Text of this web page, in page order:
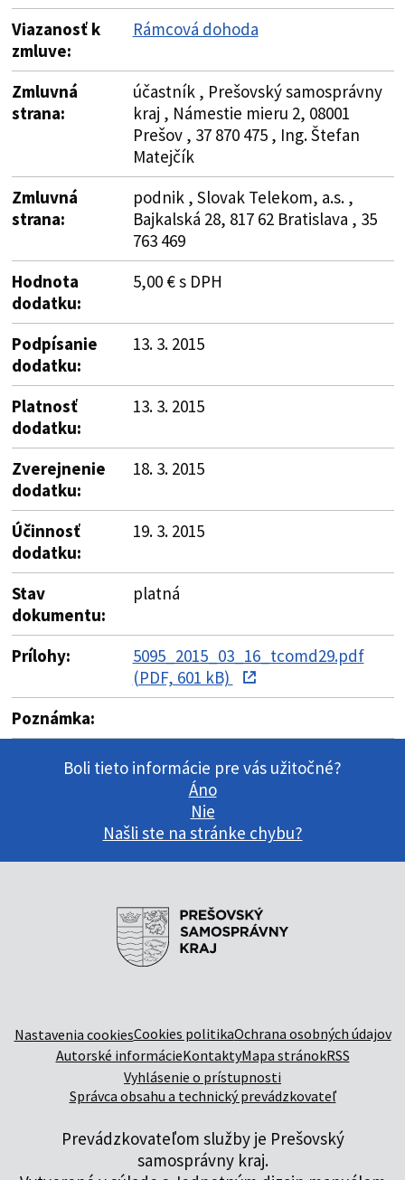
Viazanosť k
zmluve:
Rámcová dohoda
Zmluvná
strana:
účastník , Prešovský samosprávny
kraj , Námestie mieru 2, 08001
Prešov , 37 870 475 , Ing. Štefan
Matejčík
Zmluvná
strana:
podnik , Slovak Telekom, a.s. ,
Bajkalská 28, 817 62 Bratislava , 35
763 469
Hodnota
dodatku:
5,00 € s DPH
Podpísanie
dodatku:
13. 3. 2015
Platnosť
dodatku:
13. 3. 2015
Zverejnenie
dodatku:
18. 3. 2015
Účinnosť
dodatku:
19. 3. 2015
Stav
dokumentu:
platná
Prílohy:
5095_2015_03_16_tcomd29.pdf
(PDF, 601 kB)
Poznámka:
Boli tieto informácie pre vás užitočné?
Áno
Nie
Našli ste na stránke chybu?
Nastavenia cookiesCookies politikaOchrana osobných údajov
Autorské informácieKontaktyMapa stránokRSS
Vyhlásenie o prístupnosti
Správca obsahu a technický prevádzkovateľ
Prevádzkovateľom služby je Prešovský
samosprávny kraj.